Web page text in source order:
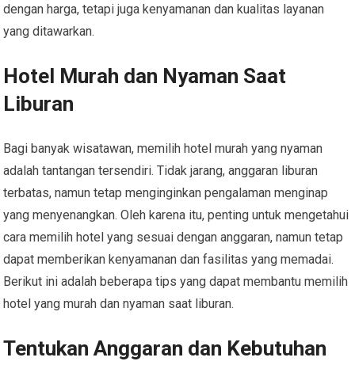
dengan harga, tetapi juga kenyamanan dan kualitas layanan
yang ditawarkan.
Hotel Murah dan Nyaman Saat
Liburan
Bagi banyak wisatawan, memilih hotel murah yang nyaman
adalah tantangan tersendiri. Tidak jarang, anggaran liburan
terbatas, namun tetap menginginkan pengalaman menginap
yang menyenangkan. Oleh karena itu, penting untuk mengetahui
cara memilih hotel yang sesuai dengan anggaran, namun tetap
dapat memberikan kenyamanan dan fasilitas yang memadai.
Berikut ini adalah beberapa tips yang dapat membantu memilih
hotel yang murah dan nyaman saat liburan.
Tentukan Anggaran dan Kebutuhan